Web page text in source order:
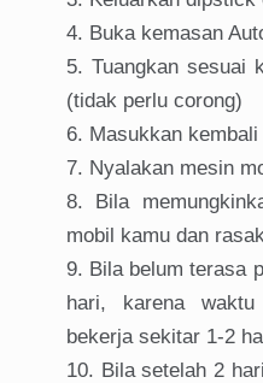
Buka kemasan
Tuangkan sesuai
(tidak perlu corong)
Masukkan
Nyalakan mesin
Bila
mobil kamu dan
Bila belum terasa
hari, karena
bekerja sekitar 1-2
Bila setelah 2